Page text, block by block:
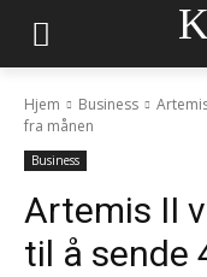
Hjem Business
fra månen
Business
Artemis II
til å sende